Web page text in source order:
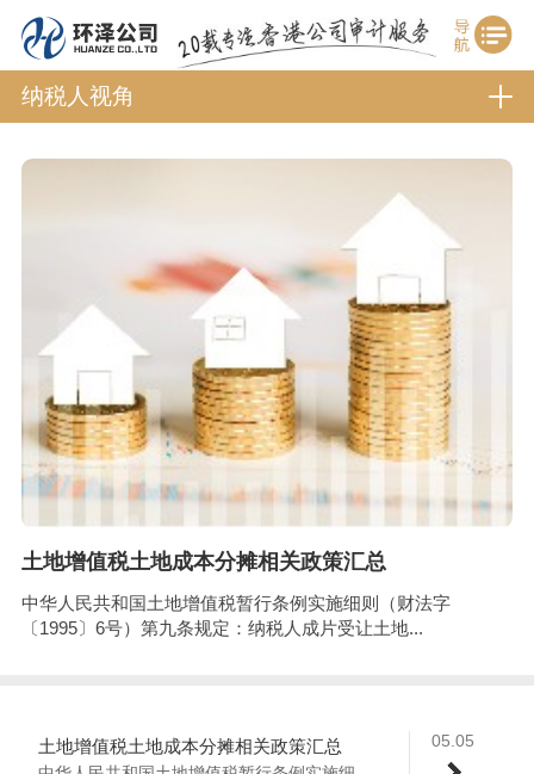
纳税人视角
土地增值税土地成本分摊相关政策汇总
中华人民共和国土地增值税暂行条例实施细则（财法字
〔1995〕6号）第九条规定：纳税人成片受让土地...
05.05
土地增值税土地成本分摊相关政策汇总